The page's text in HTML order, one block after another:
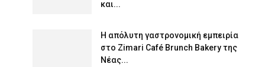
και...
Η απόλυτη γαστρονομική εμπειρία
στο Zimari Café Brunch Bakery της
Νέας...